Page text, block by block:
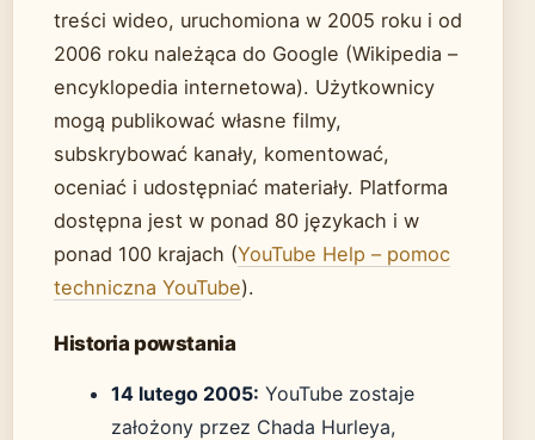
treści wideo, uruchomiona w 2005 roku i od
2006 roku należąca do Google (Wikipedia –
encyklopedia internetowa). Użytkownicy
mogą publikować własne filmy,
subskrybować kanały, komentować,
oceniać i udostępniać materiały. Platforma
dostępna jest w ponad 80 językach i w
ponad 100 krajach (YouTube Help – pomoc
techniczna YouTube).
Historia powstania
14 lutego 2005: YouTube zostaje
założony przez Chada Hurleya,